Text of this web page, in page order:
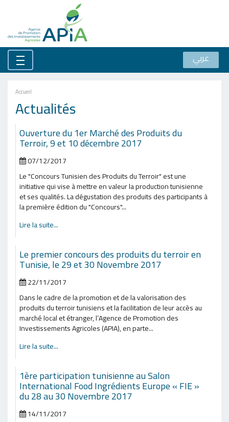
عربي
Accueil
Actualités
Ouverture du 1er Marché des Produits du
Terroir, 9 et 10 décembre 2017
07/12/2017
Le "Concours Tunisien des Produits du Terroir" est une
initiative qui vise à mettre en valeur la production tunisienne
et ses qualités. La dégustation des produits des participants à
la première édition du "Concours"...
Lire la suite...
Le premier concours des produits du terroir en
Tunisie, le 29 et 30 Novembre 2017
22/11/2017
Dans le cadre de la promotion et de la valorisation des
produits du terroir tunisiens et la facilitation de leur accès au
marché local et étranger, l’Agence de Promotion des
Investissements Agricoles (APIA), en parte...
Lire la suite...
1ère participation tunisienne au Salon
International Food Ingrédients Europe « FIE »
du 28 au 30 Novembre 2017
14/11/2017